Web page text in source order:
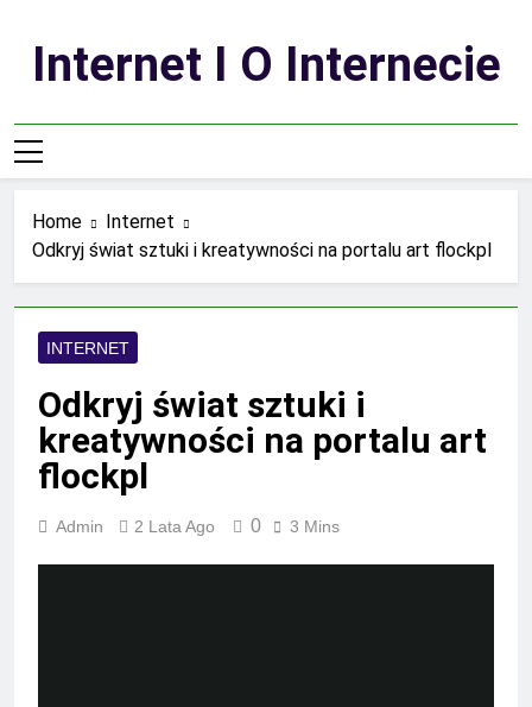
contentInternet I O Internecie
Home
Internet
Odkryj świat sztuki i kreatywności na portalu art flockpl
INTERNET
Odkryj świat sztuki i
kreatywności na portalu art
flockpl
Admin 2 Lata Ago 0 3 Mins